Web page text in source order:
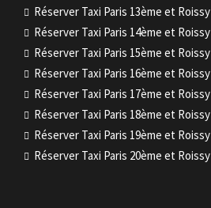
Réserver Taxi Paris 13ème et Roissy
Réserver Taxi Paris 14ème et Roissy
Réserver Taxi Paris 15ème et Roissy
Réserver Taxi Paris 16ème et Roissy
Réserver Taxi Paris 17ème et Roissy
Réserver Taxi Paris 18ème et Roissy
Réserver Taxi Paris 19ème et Roissy
Réserver Taxi Paris 20ème et Roissy